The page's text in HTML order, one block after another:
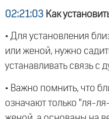
02:21:03 Как
• Для установления
или женой, нужно
устанавливать связь с
• Важно помнить, что
означают только "ля-